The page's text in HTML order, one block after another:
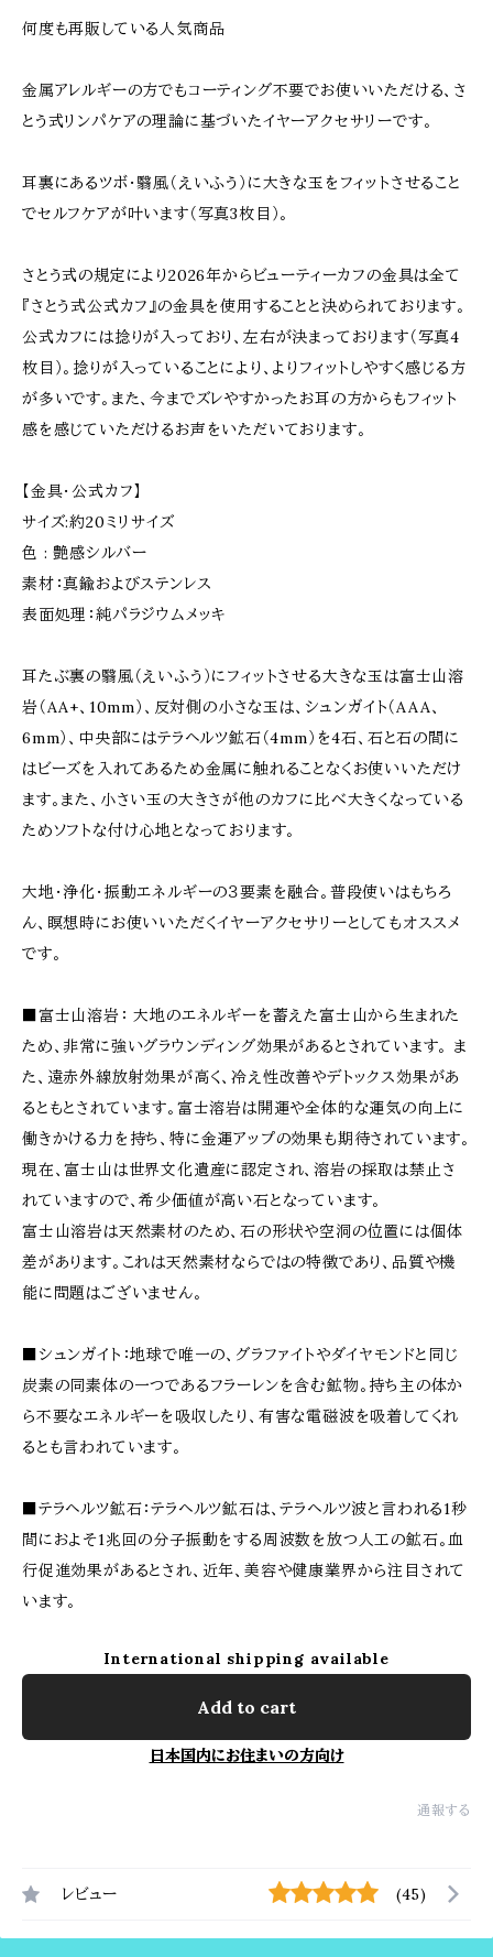
何度も再販している人気商品
金属アレルギーの方でもコーティング不要でお使いいただける、さ
とう式リンパケアの理論に基づいたイヤーアクセサリーです。
耳裏にあるツボ・翳風（えいふう）に大きな玉をフィットさせること
でセルフケアが叶います（写真3枚目）。
さとう式の規定により2026年からビューティーカフの金具は全て
『さとう式公式カフ』の金具を使用することと決められております。
公式カフには捻りが入っており、左右が決まっております（写真4
枚目）。捻りが入っていることにより、よりフィットしやすく感じる方
が多いです。また、今までズレやすかったお耳の方からもフィット
感を感じていただけるお声をいただいております。
【金具・公式カフ】
サイズ:約20ミリサイズ
色 : 艶感シルバー
素材：真鍮およびステンレス
表面処理：純パラジウムメッキ
耳たぶ裏の翳風（えいふう）にフィットさせる大きな玉は富士山溶
岩（AA+、10mm）、反対側の小さな玉は、シュンガイト（AAA、
6mm）、中央部にはテラヘルツ鉱石（4mm）を4石、石と石の間に
はビーズを入れてあるため金属に触れることなくお使いいただけ
ます。また、小さい玉の大きさが他のカフに比べ大きくなっている
ためソフトな付け心地となっております。
大地・浄化・振動エネルギーの３要素を融合。普段使いはもちろ
ん、瞑想時にお使いいただくイヤーアクセサリーとしてもオススメ
です。
■富士山溶岩： 大地のエネルギーを蓄えた富士山から生まれた
ため、非常に強いグラウンディング効果があるとされています。 ま
た、遠赤外線放射効果が高く、冷え性改善やデトックス効果があ
るともとされています。富士溶岩は開運や全体的な運気の向上に
働きかける力を持ち、特に金運アップの効果も期待されています。
現在、富士山は世界文化遺産に認定され、溶岩の採取は禁止さ
れていますので、希少価値が高い石となっています。
富士山溶岩は天然素材のため、石の形状や空洞の位置には個体
差があります。これは天然素材ならではの特徴であり、品質や機
能に問題はございません。
■シュンガイト：地球で唯一の、グラファイトやダイヤモンドと同じ
炭素の同素体の一つであるフラーレンを含む鉱物。持ち主の体か
ら不要なエネルギーを吸収したり、有害な電磁波を吸着してくれ
るとも言われています。
■テラヘルツ鉱石：テラヘルツ鉱石は、テラヘルツ波と言われる1秒
間におよそ1兆回の分子振動をする周波数を放つ人工の鉱石。血
行促進効果があるとされ、近年、美容や健康業界から注目されて
います。
International shipping available
Add to cart
日本国内にお住まいの方向け
通報する
レビュー (45)